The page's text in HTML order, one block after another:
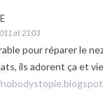
at 21:03
pour réparer le
ils adorent ça et